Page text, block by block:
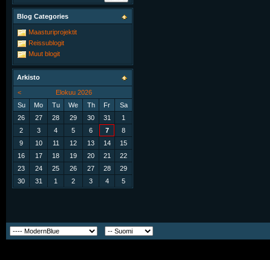
Blog Categories
Maasturiprojektit
Reissublogit
Muut blogit
Arkisto
<
Elokuu 2026
Su
Mo Tu We Th Fr
Sa
26
27 28 29 30 31
1
2
3 4 5 6 7
8
9
10 11 12 13 14
15
16
17 18 19 20 21
22
23
24 25 26 27 28
29
30
31 1 2 3 4 5